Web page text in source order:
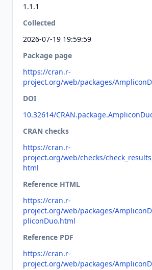
1.1.1
Collected
2026-07-19 19:59:59
Package page
https://cran.r-
project.org/web/packages/
DOI
10.32614/
CRAN checks
https://cran.r-
project.org/web/checks/
html
Reference HTML
https://cran.r-
project.org/web/packages/
pliconDuo.html
Reference PDF
https://cran.r-
project.org/web/packages/